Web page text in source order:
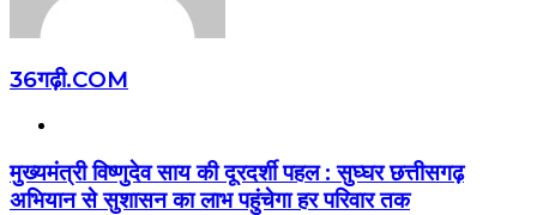
36गढ़ी.COM
मुख्यमंत्री विष्णुदेव साय की दूरदर्शी पहल : सुघ्घर छत्तीसगढ़
अभियान से सुशासन का लाभ पहुंचेगा हर परिवार तक